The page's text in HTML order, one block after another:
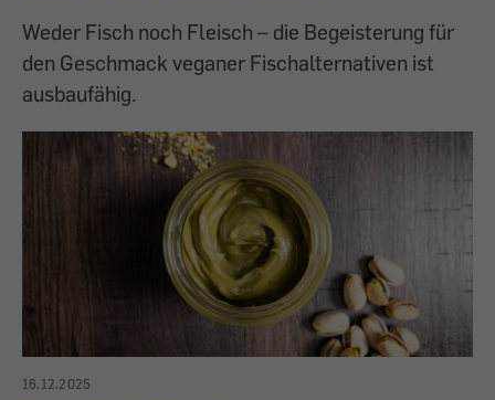
Weder Fisch noch Fleisch – die Begeisterung für
den Geschmack veganer Fischalternativen ist
ausbaufähig.
16.12.2025